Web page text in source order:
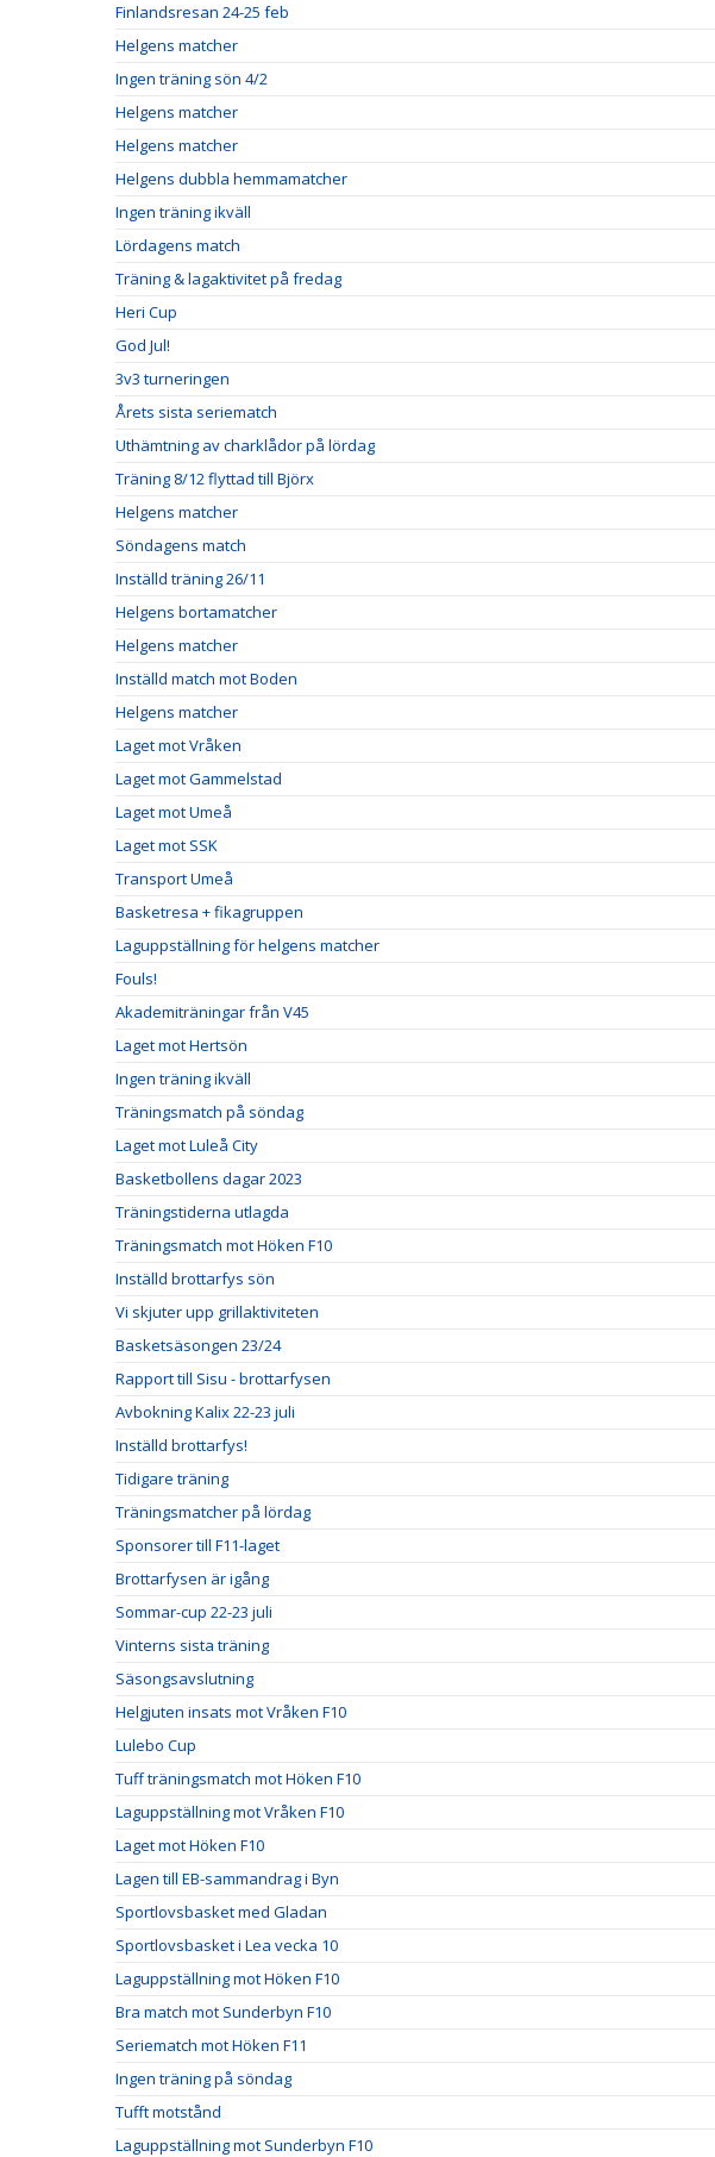
Finlandsresan 24-25 feb
Helgens matcher
Ingen träning sön 4/2
Helgens matcher
Helgens matcher
Helgens dubbla hemmamatcher
Ingen träning ikväll
Lördagens match
Träning & lagaktivitet på fredag
Heri Cup
God Jul!
3v3 turneringen
Årets sista seriematch
Uthämtning av charklådor på lördag
Träning 8/12 flyttad till Björx
Helgens matcher
Söndagens match
Inställd träning 26/11
Helgens bortamatcher
Helgens matcher
Inställd match mot Boden
Helgens matcher
Laget mot Vråken
Laget mot Gammelstad
Laget mot Umeå
Laget mot SSK
Transport Umeå
Basketresa + fikagruppen
Laguppställning för helgens matcher
Fouls!
Akademiträningar från V45
Laget mot Hertsön
Ingen träning ikväll
Träningsmatch på söndag
Laget mot Luleå City
Basketbollens dagar 2023
Träningstiderna utlagda
Träningsmatch mot Höken F10
Inställd brottarfys sön
Vi skjuter upp grillaktiviteten
Basketsäsongen 23/24
Rapport till Sisu - brottarfysen
Avbokning Kalix 22-23 juli
Inställd brottarfys!
Tidigare träning
Träningsmatcher på lördag
Sponsorer till F11-laget
Brottarfysen är igång
Sommar-cup 22-23 juli
Vinterns sista träning
Säsongsavslutning
Helgjuten insats mot Vråken F10
Lulebo Cup
Tuff träningsmatch mot Höken F10
Laguppställning mot Vråken F10
Laget mot Höken F10
Lagen till EB-sammandrag i Byn
Sportlovsbasket med Gladan
Sportlovsbasket i Lea vecka 10
Laguppställning mot Höken F10
Bra match mot Sunderbyn F10
Seriematch mot Höken F11
Ingen träning på söndag
Tufft motstånd
Laguppställning mot Sunderbyn F10